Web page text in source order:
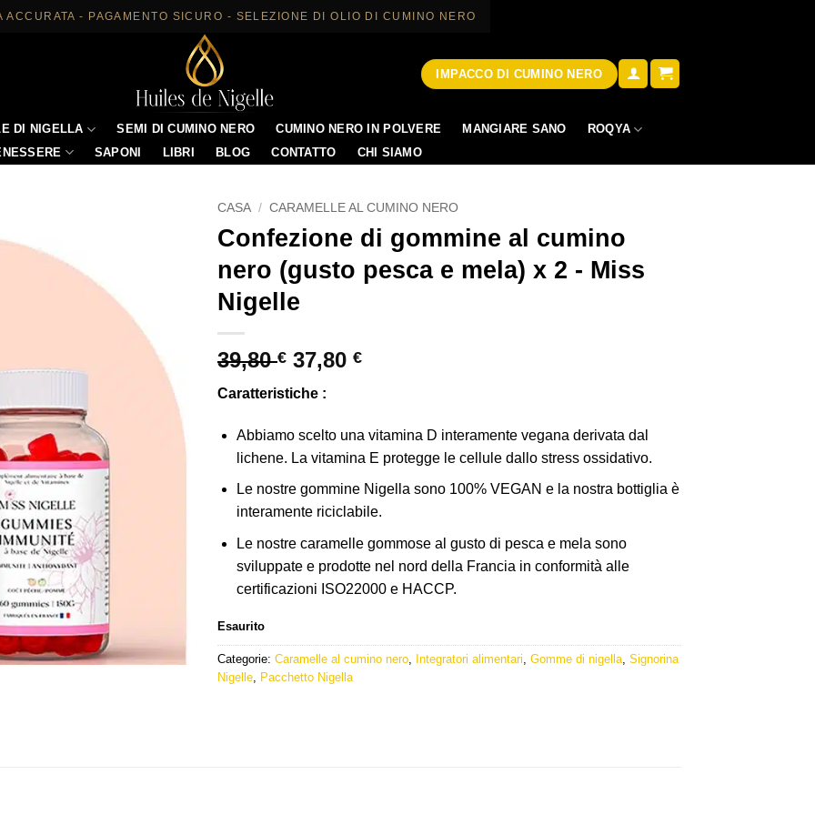
ACCURATA - PAGAMENTO SICURO - SELEZIONE DI OLIO DI CUMINO NERO
IMPACCO DI CUMINO NERO
DI NIGELLA SEMI DI CUMINO NERO CUMINO NERO IN POLVERE MANGIARE SANO
ROQYA
SAPONI LIBRI BLOG CONTATTO CHI SIAMO
CASA / CARAMELLE AL CUMINO NERO
Confezione di gommine al cumino
nero (gusto pesca e mela) x 2 - Miss
Nigelle
39,80€ Il
originale
era:
39,80 €.
37,80 €Il
è:
37,80 €.
Caratteristiche :
Abbiamo scelto una vitamina D interamente vegana derivata dal
lichene. La vitamina E protegge le cellule dallo stress ossidativo.
Le nostre gommine Nigella sono 100% VEGAN e la nostra bottiglia è
interamente riciclabile.
Le nostre caramelle gommose al gusto di pesca e mela sono
sviluppate e prodotte nel nord della Francia in conformità alle
certificazioni ISO22000 e HACCP.
Esaurito
Categorie: Caramelle al cumino nero, Integratori alimentari, Gomme di nigella, Signorina
Nigelle, Pacchetto Nigella